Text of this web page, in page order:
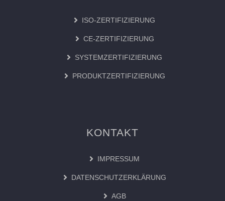
ISO-ZERTIFIZIERUNG
CE-ZERTIFIZIERUNG
SYSTEMZERTIFIZIERUNG
PRODUKTZERTIFIZIERUNG
KONTAKT
IMPRESSUM
DATENSCHUTZERKLÄRUNG
AGB